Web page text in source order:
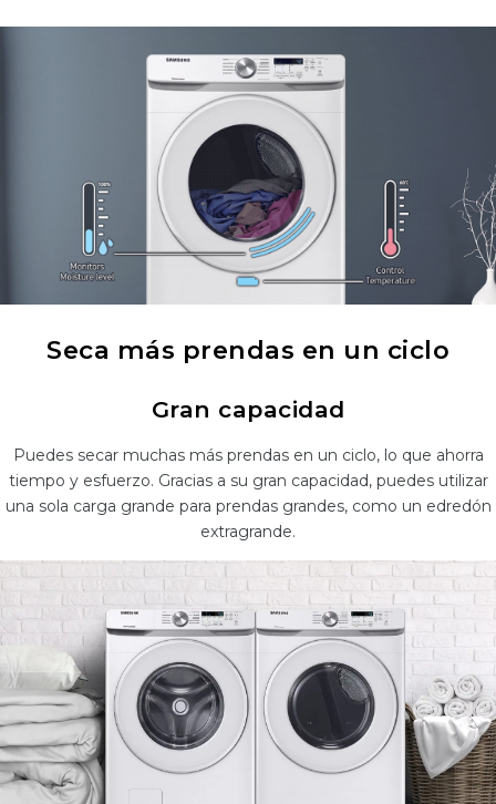
Seca más prendas en un ciclo
Gran capacidad
Puedes secar muchas más prendas en un ciclo, lo que ahorra
tiempo y esfuerzo. Gracias a su gran capacidad, puedes utilizar
una sola carga grande para prendas grandes, como un edredón
extragrande.